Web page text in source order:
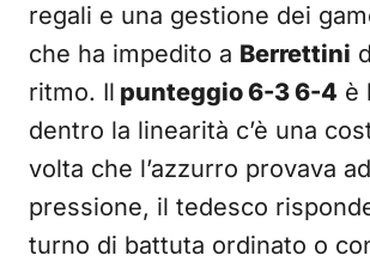
regali e una gestione dei
che ha impedito a Berrettini
ritmo. Il punteggio 6-3 6-4 è
dentro la linearità c’è una
volta che l’azzurro provava
pressione, il tedesco
turno di battuta ordinato o